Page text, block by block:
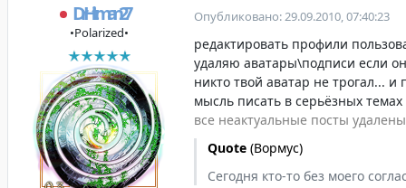
DrHitman27
•Polarized•
Опубликовано: 29.09.2010, 07:40:23
редактировать профили
удаляю аватары\подписи если
никто твой аватар не трогал...
мысль писать в серьёзных темах
все неактуальные посты удалены
Quote (Вормус)
Сегодня кто-то без моего